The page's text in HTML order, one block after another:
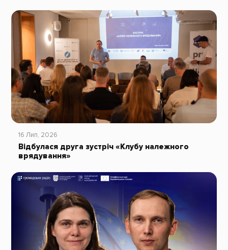
16 Лип, 2026
Відбулася друга зустріч «Клубу належного
врядування»